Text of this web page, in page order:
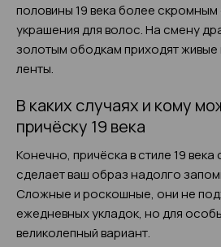
половины 19 века более скромным
украшения для волос. На смену
золотым ободкам приходят живые
ленты.
В каких случаях и кому
причёску 19 века
Конечно, причёска в стиле 19 века
сделает ваш образ надолго
Сложные и роскошные, они не
ежедневных укладок, но для
великолепный вариант.